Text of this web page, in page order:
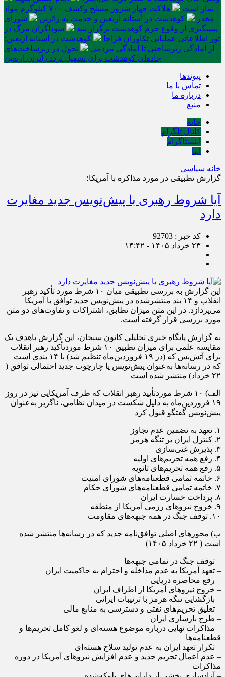
نماز است
هلاکت چهار شرور مسلح وکشف ۷۰۰ کیلوگرم مواد
مخدر
کوهدشت در آستانه اربعین و خدمت‌ به زائرین
شورای
پیشگیری از وقوع جرم کوهدشت برگزار شد
سوداگران مرگ در
تور اطلاعاتی عملیاتی تکاوران فراجا
کوهدشت در آستانه اربعین؛
از آمادگی زیرساختی تا آمادگی مردمی
تحول در زیرساخت‌های
جاده‌ای کوهدشت برای تسهیل تردد زائران اربعین
پیوندها
تماس با ما
درباره ما
منبع
خانه
کانال تلگرام
اینستاگرام
ایتا
خانه سیاسی
گزارش تطبیقی در مورد مذاکره با آمریکا؛
آیا شروط رهبری با پیش‌نویس جدید مغایرت
دارد
کد خبر : 92703
۲۳ خرداد ۱۴۰۵ - ۱۴:۴۲
این گزارش به بررسی تطبیقی میان ۱۰ شرط مورد تأکید رهبر
انقلاب و ۱۴ بند منتشرشده در پیش‌نویس جدید توافق با آمریکا
می‌پردازد. در این متن میزان تطابق، اشتراکات و تفاوت‌های دو متن
مورد بررسی قرار گرفته است.
به گزارش پایگاه خبری تحلیلی کانون سبحان، این گزارش باهدف یک
مقایسه علمی برای میزان تطبیق ۱۰ شرط موردتأکید رهبر انقلاب
برای آتش‌بس که (در ۱۹ فروردین‌ماه تنظیم شد) با ۱۴ بندی است
که در رسانه‌ها به‌عنوان پیش‌نویس یا چارچوب جدید احتمالی توافق (
۲۲ خرداد) منتشر شده است
الف) ۱۰ شرط موردتأیید رهبر انقلاب که طرف آمریکایی نیز در روز
۱۹ فروردین‌ماه به دلیل شکست در میدان نظامی، ناگزیر به‌عنوان
پیش‌نویس گفتگو قبول کرد
۱. تعهد به تضمین عدم تجاوز
۲. کنترل ایران بر تنگه هرمز
۳. پذیرش غنی‌سازی
۴. رفع همه تحریم‌های اولیه
۵. رفع همه تحریم‌های ثانویه
۶. خاتمه تمامی قطعنامه‌های شورای امنیت
۷. خاتمه تمامی قطعنامه‌های شورای حکام
۸. پرداخت خسارت ایران
۹. خروج نیروهای رزمی آمریکا از منطقه
۱۰. توقف جنگ در همه جبهه‌های مقاومت
ب) محورهای اصلی توافق‌نامه جدید که در رسانه‌ها منتشر شده
است ( ۲۲ خرداد ۱۴۰۵)
– توقف جنگ در تمامی جبهه‌ها
– تعهد آمریکا به عدم مداخله و احترام به حاکمیت ایران
– رفع محاصره دریایی
– خروج نیروهای آمریکا از اطراف ایران
– بازگشایی تنگه هرمز با ترتیبات ایرانی
– تعلیق تحریم‌های نفتی و دسترسی به منابع مالی
– طرح بازسازی ایران
– مذاکرات نهایی درباره موضوع هسته‌ای و لغو کامل تحریم‌ها و
قطعنامه‌ها
– تکرار تعهد ایران به عدم تولید سلاح هسته‌ای
– عدم اعمال تحریم جدید و عدم افزایش نیروهای آمریکا در دوره
مذاکرات